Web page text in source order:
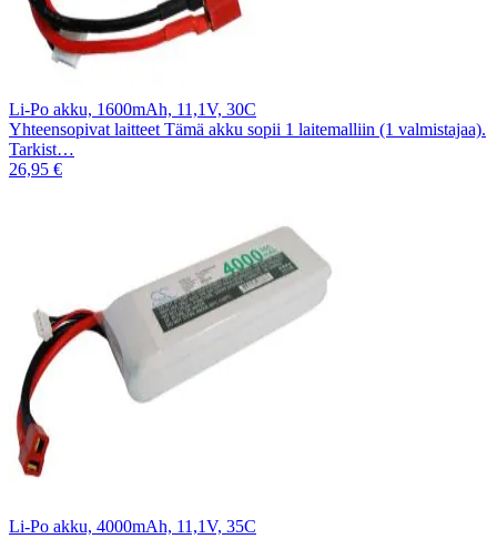
Li-Po akku, 1600mAh, 11,1V, 30C
Yhteensopivat laitteet Tämä akku sopii 1 laitemalliin (1 valmistajaa).
Tarkist…
26,95 €
Li-Po akku, 4000mAh, 11,1V, 35C